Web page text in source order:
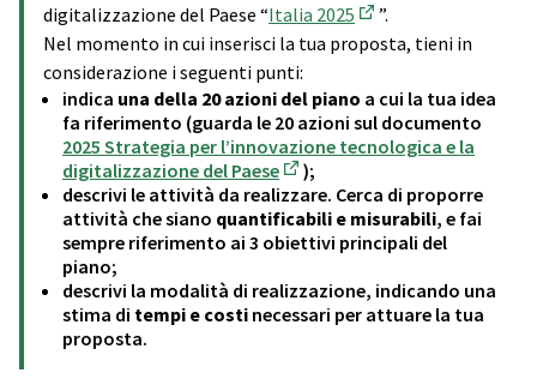
digitalizzazione del Paese “Italia 2025
(External link)
”.
Nel momento in cui inserisci la tua proposta, tieni in
considerazione i seguenti punti:
indica una della 20 azioni del piano a cui la tua idea
fa riferimento (guarda le 20 azioni sul documento
2025 Strategia per l’innovazione tecnologica e la
digitalizzazione del Paese
(External link)
);
descrivi le attività da realizzare. Cerca di proporre
attività che siano quantificabili e misurabili, e fai
sempre riferimento ai 3 obiettivi principali del
piano;
descrivi la modalità di realizzazione, indicando una
stima di tempi e costi necessari per attuare la tua
proposta.